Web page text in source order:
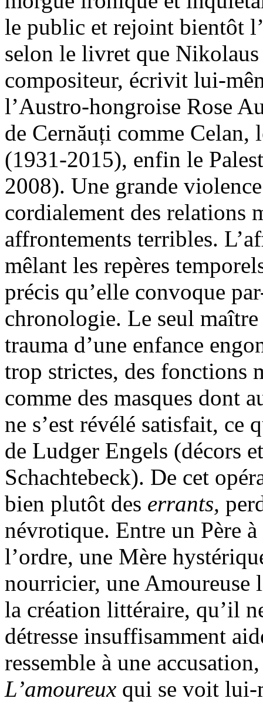
le public et rejoint bientôt
selon le livret que
compositeur, écrivit lui-
l’Austro-hongroise Rose
de Cernăuți comme Celan,
(1931-2015), enfin le
2008). Une grande
cordialement des relations
affrontements terribles.
mêlant les repères
précis qu’elle convoque
chronologie. Le seul
trauma d’une enfance
trop strictes, des fonctions
comme des masques dont
ne s’est révélé satisfait, ce
de Ludger Engels (décors
Schachtebeck). De cet
bien plutôt des errants,
névrotique. Entre un Père
l’ordre, une Mère
nourricier, une Amoureuse
la création littéraire, qu’il
détresse insuffisamment
ressemble à une
L’amoureux qui se voit lui-